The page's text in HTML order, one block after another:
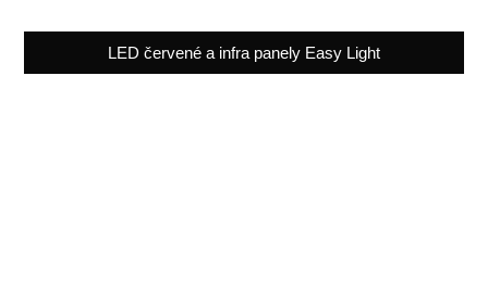
LED červené a infra panely Easy Light